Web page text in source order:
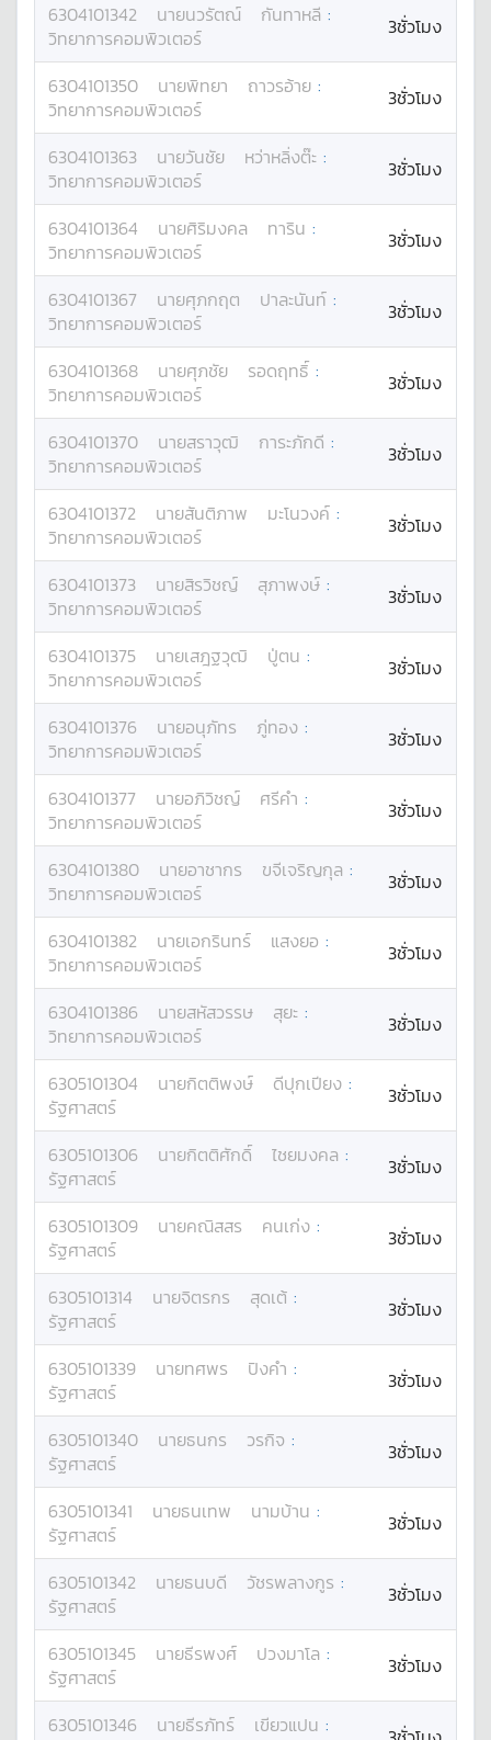
6304101342 นายนวรัตณ์ กันทาหลี :
วิทยาการคอมพิวเตอร์
3ชั่วโมง
6304101350 นายพิทยา ถาวรอ้าย :
วิทยาการคอมพิวเตอร์
3ชั่วโมง
6304101363 นายวันชัย หว่าหลิ่งต๊ะ :
วิทยาการคอมพิวเตอร์
3ชั่วโมง
6304101364 นายศิริมงคล ทาริน :
วิทยาการคอมพิวเตอร์
3ชั่วโมง
6304101367 นายศุภกฤต ปาละนันท์ :
วิทยาการคอมพิวเตอร์
3ชั่วโมง
6304101368 นายศุภชัย รอดฤทธิ์ :
วิทยาการคอมพิวเตอร์
3ชั่วโมง
6304101370 นายสราวุฒิ การะภักดี :
วิทยาการคอมพิวเตอร์
3ชั่วโมง
6304101372 นายสันติภาพ มะโนวงค์ :
วิทยาการคอมพิวเตอร์
3ชั่วโมง
6304101373 นายสิรวิชญ์ สุภาพงษ์ :
วิทยาการคอมพิวเตอร์
3ชั่วโมง
6304101375 นายเสฎฐวุฒิ ปู่ตน :
วิทยาการคอมพิวเตอร์
3ชั่วโมง
6304101376 นายอนุภัทร ภู่ทอง :
วิทยาการคอมพิวเตอร์
3ชั่วโมง
6304101377 นายอภิวิชญ์ ศรีคำ :
วิทยาการคอมพิวเตอร์
3ชั่วโมง
6304101380 นายอาชากร ขจีเจริญกุล :
วิทยาการคอมพิวเตอร์
3ชั่วโมง
6304101382 นายเอกรินทร์ แสงยอ :
วิทยาการคอมพิวเตอร์
3ชั่วโมง
6304101386 นายสหัสวรรษ สุยะ :
วิทยาการคอมพิวเตอร์
3ชั่วโมง
6305101304 นายกิตติพงษ์ ดีปุกเปียง :
รัฐศาสตร์
3ชั่วโมง
6305101306 นายกิตติศักดิ์ ไชยมงคล :
รัฐศาสตร์
3ชั่วโมง
6305101309 นายคณิสสร คนเก่ง :
รัฐศาสตร์
3ชั่วโมง
6305101314 นายจิตรกร สุดเต้ :
รัฐศาสตร์
3ชั่วโมง
6305101339 นายทศพร ปิงคำ :
รัฐศาสตร์
3ชั่วโมง
6305101340 นายธนกร วรกิจ :
รัฐศาสตร์
3ชั่วโมง
6305101341 นายธนเทพ นามบ้าน :
รัฐศาสตร์
3ชั่วโมง
6305101342 นายธนบดี วัชรพลางกูร :
รัฐศาสตร์
3ชั่วโมง
6305101345 นายธีรพงศ์ ปวงมาโล :
รัฐศาสตร์
3ชั่วโมง
6305101346 นายธีรภัทร์ เขียวแปน :